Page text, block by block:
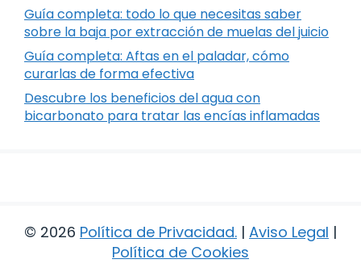
Guía completa: todo lo que necesitas saber
sobre la baja por extracción de muelas del juicio
Guía completa: Aftas en el paladar, cómo
curarlas de forma efectiva
Descubre los beneficios del agua con
bicarbonato para tratar las encías inflamadas
© 2026 Política de Privacidad. | Aviso Legal |
Política de Cookies